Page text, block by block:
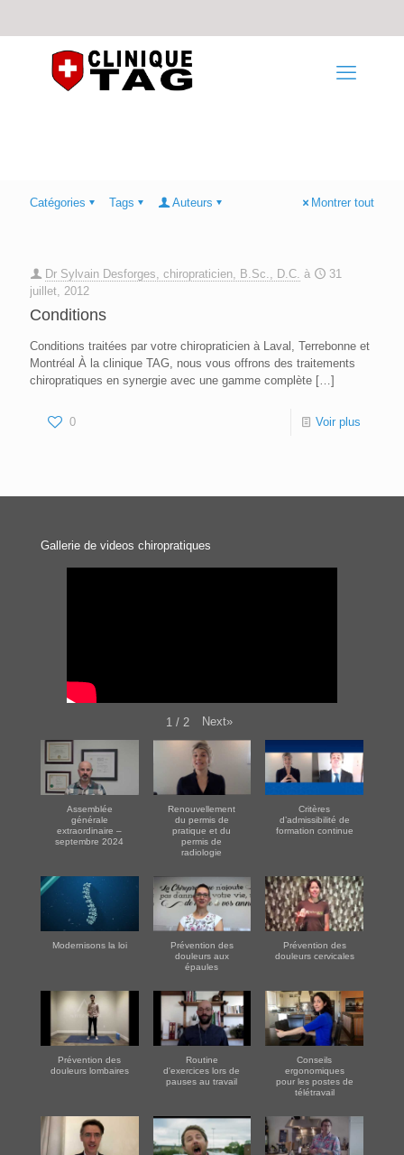
Catégories Tags Auteurs Montrer tout
Dr Sylvain Desforges, chiropraticien, B.Sc., D.C. à
31
juillet, 2012
Conditions
Conditions traitées par votre chiropraticien à Laval, Terrebonne et
Montréal À la clinique TAG, nous vous offrons des traitements
chiropratiques en synergie avec une gamme complète […]
0 Voir plus
Gallerie de videos chiropratiques
1 / 2 Next»
Assemblée
générale
extraordinaire –
septembre 2024
Renouvellement
du permis de
pratique et du
permis de
radiologie
Critères
d’admissibilité de
formation continue
Modernisons la loi
Prévention des
douleurs aux
épaules
Prévention des
douleurs cervicales
Prévention des
douleurs lombaires
Routine
d'exercices lors de
pauses au travail
Conseils
ergonomiques
pour les postes de
télétravail